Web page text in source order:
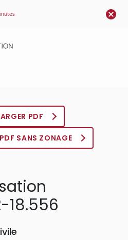
PDF
SANS ZONAGE
18.556